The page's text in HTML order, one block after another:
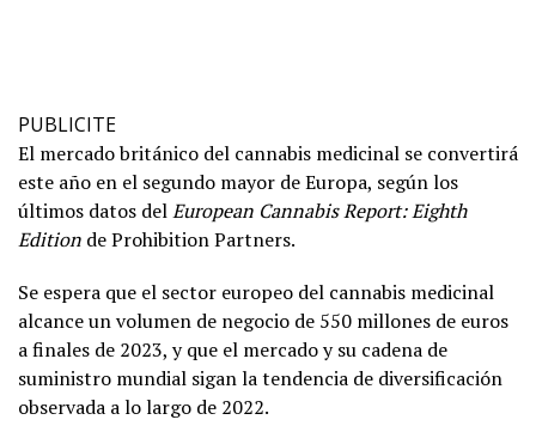
PUBLICITE
El mercado británico del cannabis medicinal se convertirá
este año en el segundo mayor de Europa, según los
últimos datos delEuropean Cannabis Report: Eighth
Edition de Prohibition Partners.
Se espera que el sector europeo del cannabis medicinal
alcance un volumen de negocio de 550 millones de euros
a finales de 2023, y que el mercado y su cadena de
suministro mundial sigan la tendencia de diversificación
observada a lo largo de 2022.